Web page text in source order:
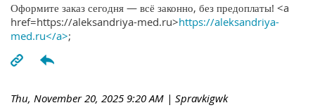
Оформите заказ сегодня — всё законно, без предоплаты! <a
href=https://aleksandriya-med.ru>https://aleksandriya-
med.ru</a>;
Thu, November 20, 2025 9:20 AM | Spravkigwk